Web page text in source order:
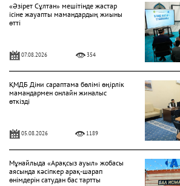
«Әзірет Сұлтан» мешітінде жастар
ісіне жауапты мамандардың жиыны
өтті
07.08.2026 354
ҚМДБ Діни сараптама бөлімі өңірлік
мамандармен онлайн жиналыс
өткізді
05.08.2026 1189
Мұнайлыда «Арақсыз ауыл» жобасы
аясында кәсіпкер арақ-шарап
өнімдерін сатудан бас тартты